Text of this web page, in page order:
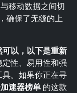
移动数据之间切
确保了无缝的上
以，以下是重新
定性、易用性和强
具。如果你正在寻
速器榜单 的这款